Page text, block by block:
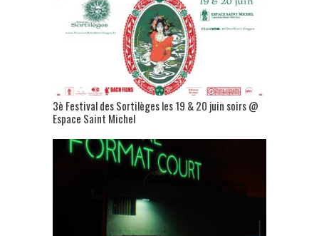
3è Festival des Sortilèges les 19 & 20 juin soirs @
Espace Saint Michel